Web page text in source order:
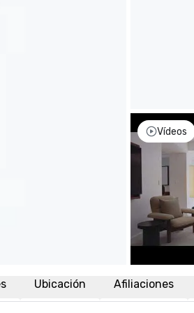
Vídeos
Ubicación Afiliaciones